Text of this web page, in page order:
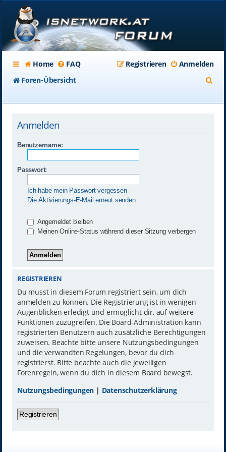
Home FAQ Anmelden
Registrieren
Foren-Übersicht
Anmelden
Benutzername:
Passwort:
Ich habe mein Passwort vergessen
Die Aktivierungs-E-Mail erneut senden
Angemeldet bleiben
Meinen Online-Status während dieser Sitzung verbergen
REGISTRIEREN
Du musst in diesem Forum registriert sein, um dich
anmelden zu können. Die Registrierung ist in wenigen
Augenblicken erledigt und ermöglicht dir, auf weitere
Funktionen zuzugreifen. Die Board-Administration kann
registrierten Benutzern auch zusätzliche Berechtigungen
zuweisen. Beachte bitte unsere Nutzungsbedingungen
und die verwandten Regelungen, bevor du dich
registrierst. Bitte beachte auch die jeweiligen
Forenregeln, wenn du dich in diesem Board bewegst.
Nutzungsbedingungen | Datenschutzerklärung
Registrieren